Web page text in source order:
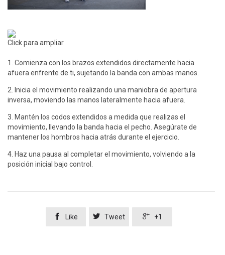
Click para ampliar
1. Comienza con los brazos extendidos directamente hacia
afuera enfrente de ti, sujetando la banda con ambas manos.
2. Inicia el movimiento realizando una maniobra de apertura
inversa, moviendo las manos lateralmente hacia afuera.
3. Mantén los codos extendidos a medida que realizas el
movimiento, llevando la banda hacia el pecho. Asegúrate de
mantener los hombros hacia atrás durante el ejercicio.
4. Haz una pausa al completar el movimiento, volviendo a la
posición inicial bajo control.
 Like  Tweet  +1